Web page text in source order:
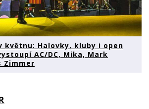
květnu: Halovky, kluby i open
AC/DC, Mika, Mark
Zimmer